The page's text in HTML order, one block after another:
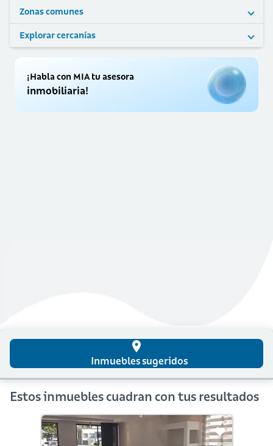
Zonas comunes
Explorar cercanías
¡Habla con MIA tu asesora
inmobiliaria!
place
Inmuebles sugeridos
Estos inmuebles cuadran con tus resultados